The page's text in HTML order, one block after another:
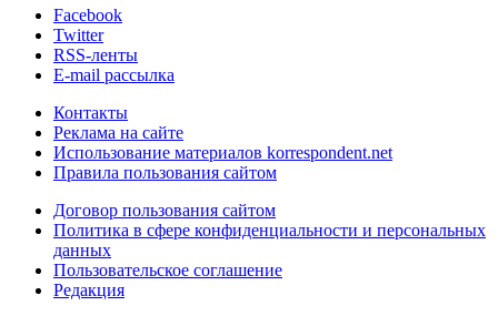
Facebook
Twitter
RSS-ленты
E-mail рассылка
Контакты
Реклама на сайте
Использование материалов korrespondent.net
Правила пользования сайтом
Договор пользования сайтом
Политика в сфере конфиденциальности и персональных
данных
Пользовательское соглашение
Редакция